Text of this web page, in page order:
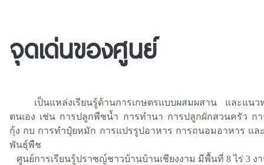
จุดเด่นของศูนย์
เป็นแหล่งเรียนรู้ด้านการเกษตรแบบผสมผสาน และแนวท
ตนเอง เช่น การปลูกพืชน้ำ การทำนา การปลูกผักสวนครัว กา
กุ้ง กบ การทำปุ๋ยหมัก การแปรรูปอาหาร การถนอมอาหาร แล
พันธุ์พืช
ศูนย์การเรียนรู้ปราชญ์ชาวบ้านบ้านเชียงงาม มีพื้นที่ 8 ไร่ 3 ง